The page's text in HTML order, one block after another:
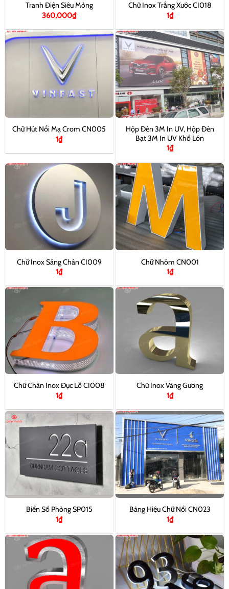
Tranh Điện Siêu Mỏng
360,000₫
Chữ Inox Trắng Xước CI018
1₫
Chữ Hút Nổi Mạ Crom CN005
1₫
Hộp Đèn 3M In UV, Hộp Đèn
Bạt 3M In UV Khổ Lớn
1₫
Chữ Inox Sáng Chân CI009
1₫
Chữ Nhôm CN001
1₫
Chữ Chân Inox Đục Lỗ CI008
1₫
Chữ Inox Vàng Gương
1₫
Biển Số Phòng SP015
1₫
Bảng Hiệu Chữ Nổi CN023
1₫